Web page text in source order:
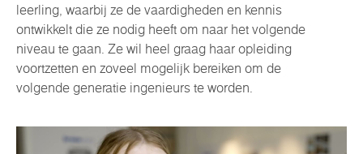
leerling, waarbij ze de vaardigheden en kennis
ontwikkelt die ze nodig heeft om naar het volgende
niveau te gaan. Ze wil heel graag haar opleiding
voortzetten en zoveel mogelijk bereiken om de
volgende generatie ingenieurs te worden.